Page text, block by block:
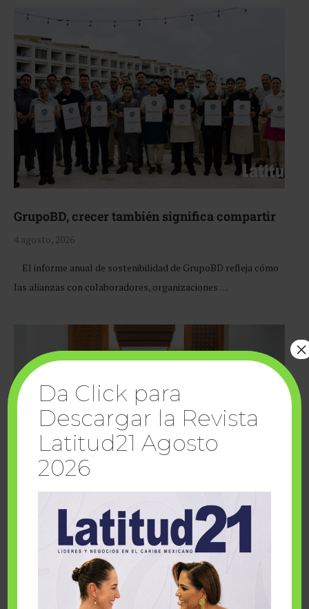
GrupoBD, crecer también significa compartir
4 agosto, 2026
El informe anual de sostenibilidad de GrupoBD refleja cómo
las alianzas con colaboradores, organizaciones …
Cuando la solidaridad inspira; cumplen
sueños Fairmont Mayakoba y Make-A-Wish
Da Click para
Descargar la Revista
Latitud21 Agosto
2026
×